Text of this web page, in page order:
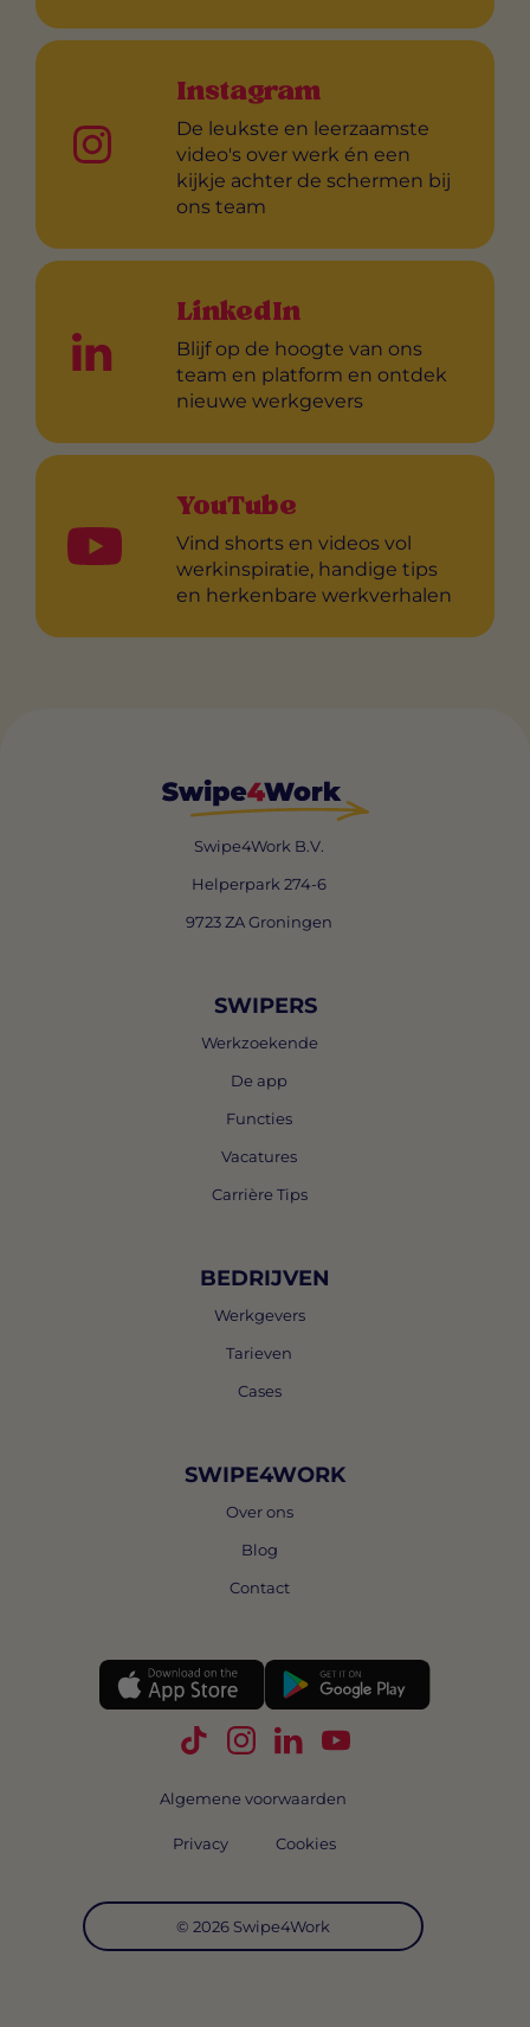
Instagram
De leukste en leerzaamste
video's over werk én een
kijkje achter de schermen bij
ons team
LinkedIn
Blijf op de hoogte van ons
team en platform en ontdek
nieuwe werkgevers
YouTube
Vind shorts en videos vol
werkinspiratie, handige tips
en herkenbare werkverhalen
Swipe4Work B.V.
Helperpark 274-6
9723 ZA Groningen
SWIPERS
Werkzoekende
De app
Functies
Vacatures
Carrière Tips
BEDRIJVEN
Werkgevers
Tarieven
Cases
SWIPE4WORK
Over ons
Blog
Contact
Volg Swipe4Work op TikTok
Volg Swipe4Work op
Volg Swipe4Work op
Volg Swipe4Work
© 2026 Swipe4Work
Algemene voorwaarden
Privacy Cookies